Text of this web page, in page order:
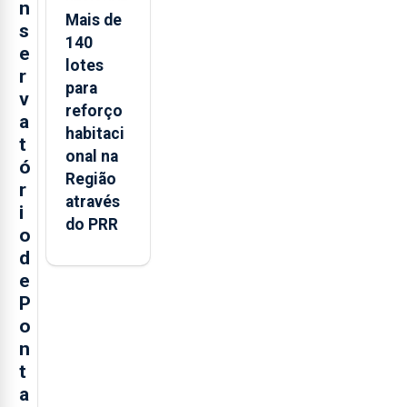
n
s
e
r
v
a
t
ó
r
i
o
d
e
P
o
n
t
a
Mais de
140
lotes
para
reforço
habitaci
onal na
Região
através
do PRR